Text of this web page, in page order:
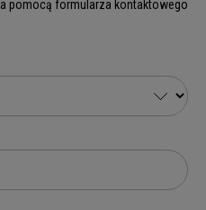
pomocą formularza kontaktowego